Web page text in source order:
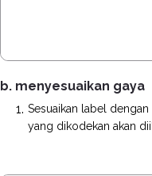
b. menyesuaikan gaya
Sesuaikan label
yang dikodekan akan